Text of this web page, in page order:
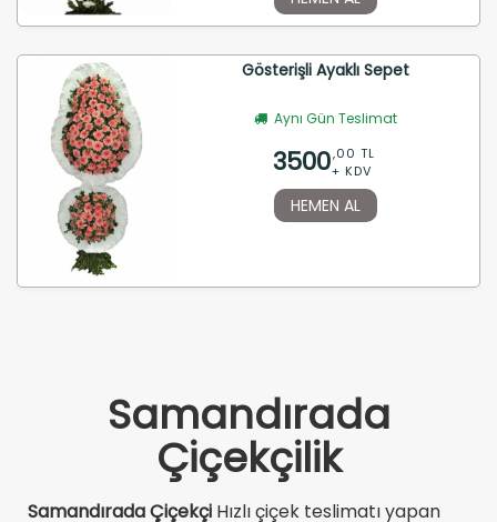
Gösterişli Ayaklı Sepet
Aynı Gün Teslimat
3500,00 TL
+ KDV
HEMEN AL
Samandırada
Çiçekçilik
Samandırada Çiçekçi Hızlı çiçek teslimatı yapan